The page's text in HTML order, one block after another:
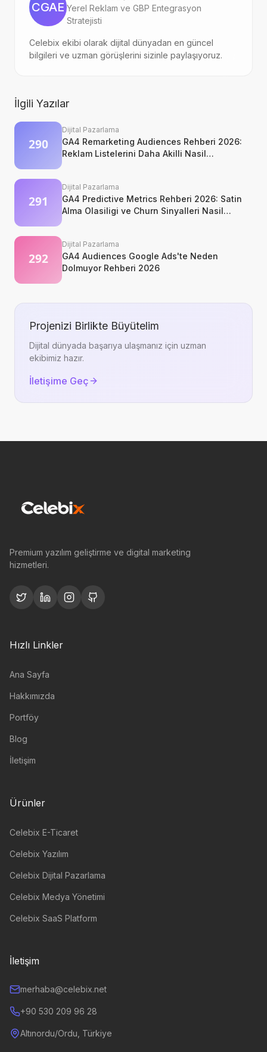
CGAE Yerel Reklam ve GBP Entegrasyon
Stratejisti
Celebix ekibi olarak dijital dünyadan en güncel
bilgileri ve uzman görüşlerini sizinle paylaşıyoruz.
İlgili Yazılar
Dijital Pazarlama
GA4 Remarketing Audiences Rehberi 2026:
Reklam Listelerini Daha Akilli Nasil
Dijital Pazarlama
GA4 Predictive Metrics Rehberi 2026: Satin
Alma Olasiligi ve Churn Sinyalleri Nasil
Dijital Pazarlama
GA4 Audiences Google Ads'te Neden
Dolmuyor Rehberi 2026
Projenizi Birlikte Büyütelim
Dijital dünyada başarıya ulaşmanız için uzman
ekibimiz hazır.
İletişime Geç
Premium yazılım geliştirme ve digital marketing
hizmetleri.
Hızlı Linkler
Ana Sayfa
Hakkımızda
Portföy
Blog
İletişim
Ürünler
Celebix E-Ticaret
Celebix Yazılım
Celebix Dijital Pazarlama
Celebix Medya Yönetimi
Celebix SaaS Platform
İletişim
merhaba@celebix.net
+90 530 209 96 28
Altınordu/Ordu, Türkiye